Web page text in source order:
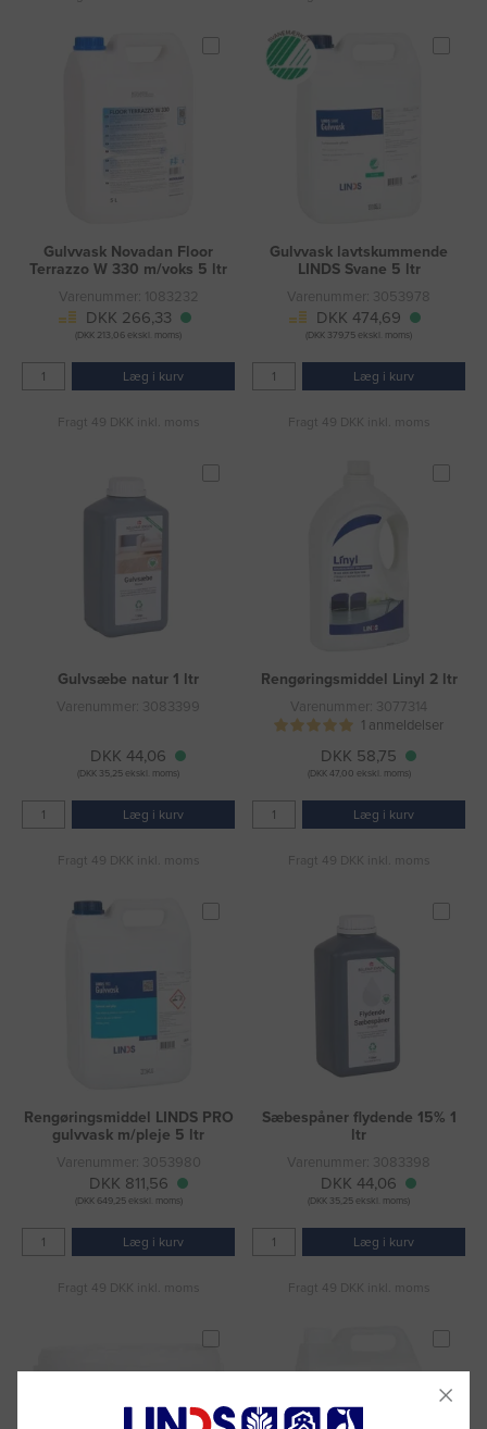
Gulvvask Novadan Floor
Terrazzo W 330 m/voks 5 ltr
Varenummer: 1083232
DKK 266,33
(DKK 213,06 ekskl. moms)
Læg i kurv
Fragt 49 DKK inkl. moms
Gulvvask lavtskummende
LINDS Svane 5 ltr
Varenummer: 3053978
DKK 474,69
(DKK 379,75 ekskl. moms)
Læg i kurv
Fragt 49 DKK inkl. moms
Gulvsæbe natur 1 ltr
Varenummer: 3083399
DKK 44,06
(DKK 35,25 ekskl. moms)
Læg i kurv
Fragt 49 DKK inkl. moms
Rengøringsmiddel Linyl 2 ltr
Varenummer: 3077314
1 anmeldelser
DKK 58,75
(DKK 47,00 ekskl. moms)
Læg i kurv
Fragt 49 DKK inkl. moms
Rengøringsmiddel LINDS PRO
gulvvask m/pleje 5 ltr
Varenummer: 3053980
DKK 811,56
(DKK 649,25 ekskl. moms)
Læg i kurv
Fragt 49 DKK inkl. moms
Sæbespåner flydende 15% 1
ltr
Varenummer: 3083398
DKK 44,06
(DKK 35,25 ekskl. moms)
Læg i kurv
Fragt 49 DKK inkl. moms